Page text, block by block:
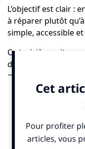
L’objectif est clair :
à réparer plutôt
simple, accessible
Ce troisième site
dynamique de
que la France se
ambitieuses visant
l’obsolescence des